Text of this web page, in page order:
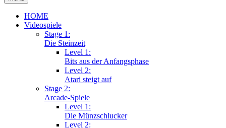
HOME
Videospiele
Stage 1:
Die Steinzeit
Level 1:
Bits aus der Anfangsphase
Level 2:
Atari steigt auf
Stage 2:
Arcade-Spiele
Level 1:
Die Münzschlucker
Level 2: